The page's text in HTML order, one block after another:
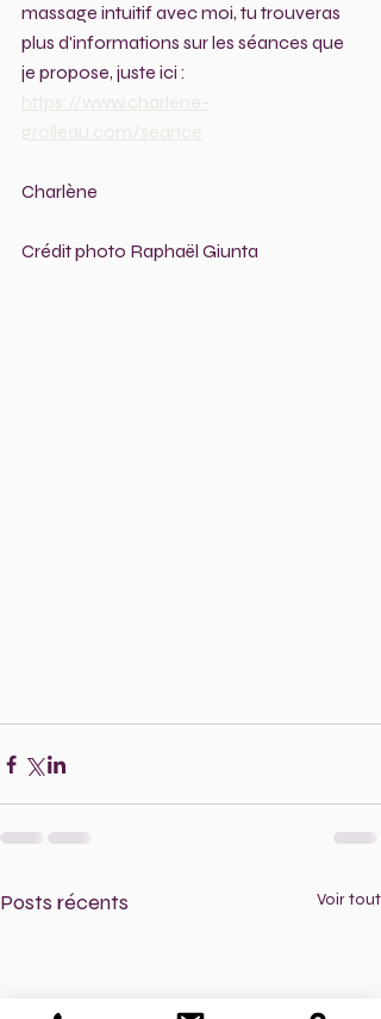
massage intuitif avec moi, tu trouveras
plus d'informations sur les séances que
je propose, juste ici :
https://www.charlene-
grolleau.com/seance
Charlène
Crédit photo Raphaël Giunta
Posts récents Voir tout